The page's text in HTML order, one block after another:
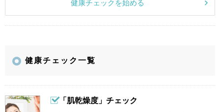
健康チェックを始める
健康チェック一覧
「肌乾燥度」チェック